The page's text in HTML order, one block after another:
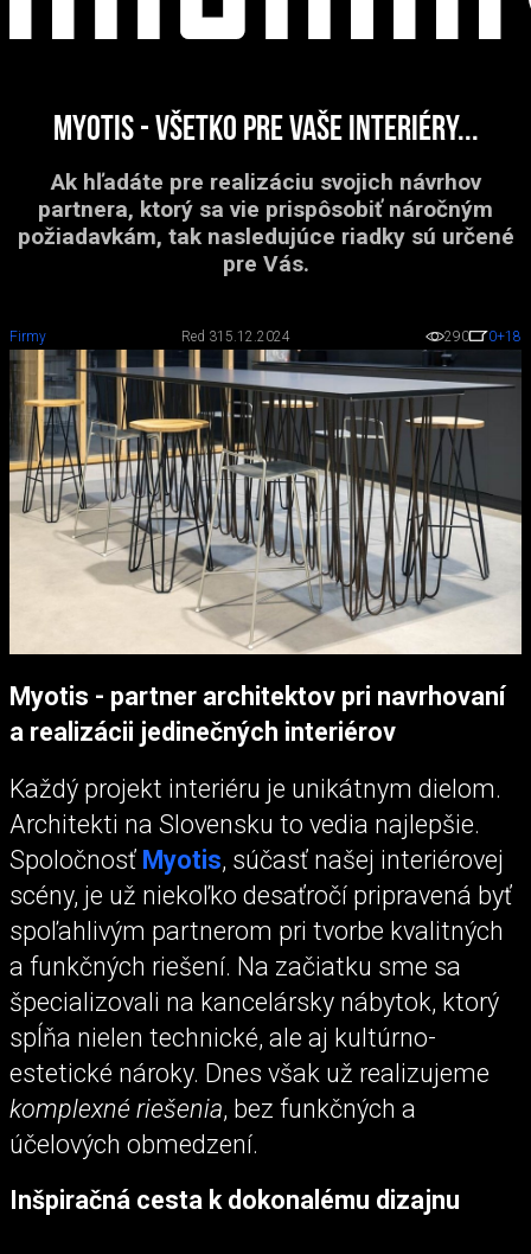
Myotis - všetko pre Vaše interiéry...
Ak hľadáte pre realizáciu svojich návrhov
partnera, ktorý sa vie prispôsobiť náročným
požiadavkám, tak nasledujúce riadky sú určené
pre Vás.
Firmy Red 315.12.2024 290 0+18
Myotis - partner architektov pri navrhovaní
a realizácii jedinečných interiérov
Každý projekt interiéru je unikátnym dielom.
Architekti na Slovensku to vedia najlepšie.
Spoločnosť Myotis, súčasť našej interiérovej
scény, je už niekoľko desaťročí pripravená byť
spoľahlivým partnerom pri tvorbe kvalitných
a funkčných riešení. Na začiatku sme sa
špecializovali na kancelársky nábytok, ktorý
spĺňa nielen technické, ale aj kultúrno-
estetické nároky. Dnes však už realizujeme
komplexné riešenia, bez funkčných a
účelových obmedzení.
Inšpiračná cesta k dokonalému dizajnu